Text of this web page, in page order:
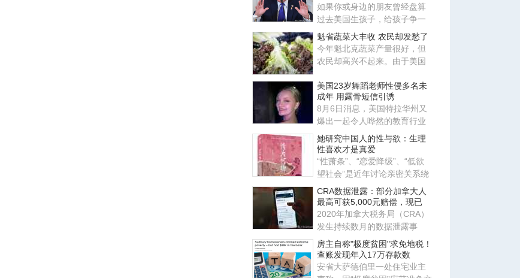
如果你或身边的朋友曾经盘算
过去美国生孩子，给孩子争一
本美国护照，那这条路现在正
变
魁省蔬菜大丰收 农民却发愁了
今年魁北克蔬菜产量很好，但
农民却高兴不起来。由于美国
供
美国23岁舞蹈老师性侵多名未
成年 用露骨短信引诱
8月6日消息，美国特拉华州又
爆出一起令人哗然的教育行业
恶性案件，当地一名 23 岁的舞
她研究中国人的性与欲：生理
性喜欢才是真爱
“性萧条”、“恋爱降级”、“低欲
望社会”是近年讨论亲密关系绕
不开的词汇。暗含其中
CRA数据泄露：部分加拿大人
最高可获5,000元赔偿，现已
2020年加拿大税务局（CRA）
发生持续数月的数据泄露事
件，导致数千名加拿大人的私
人信
房主自称"极度贫困"求免地税！
查账发现年入17万存款数
安省大萨德伯里一处住宅业主